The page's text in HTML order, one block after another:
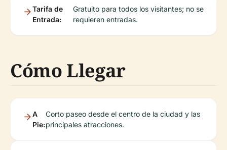
Tarifa de
Entrada:
Gratuito para todos los visitantes; no se
requieren entradas.
Cómo Llegar
A
Pie:
Corto paseo desde el centro de la ciudad y las
principales atracciones.